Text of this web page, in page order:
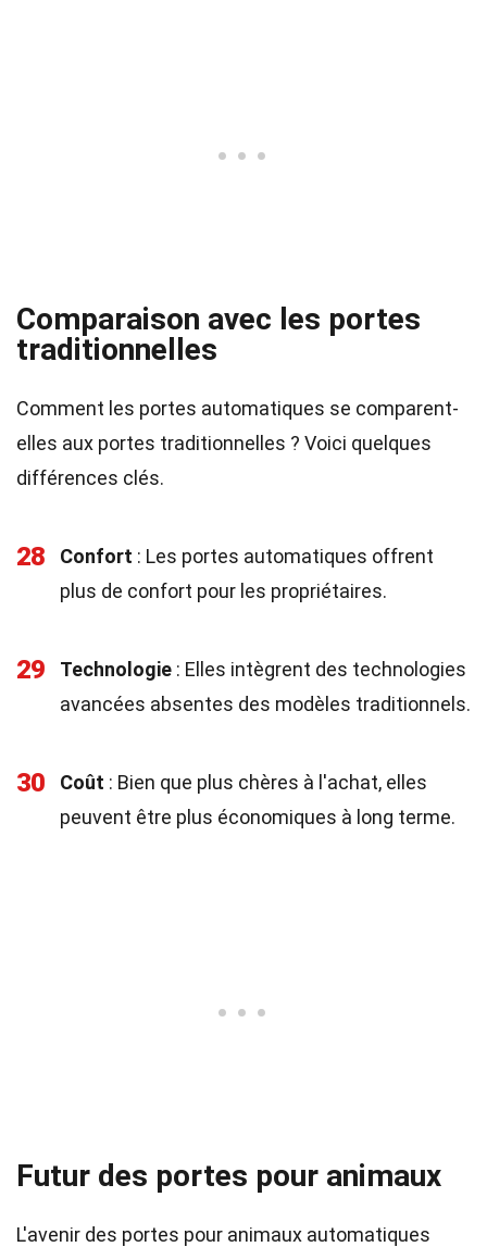
Comparaison avec les portes
traditionnelles
Comment les portes automatiques se comparent-
elles aux portes traditionnelles ? Voici quelques
différences clés.
28 Confort : Les portes automatiques offrent
plus de confort pour les propriétaires.
29 Technologie : Elles intègrent des technologies
avancées absentes des modèles traditionnels.
30 Coût : Bien que plus chères à l'achat, elles
peuvent être plus économiques à long terme.
Futur des portes pour animaux
L'avenir des portes pour animaux automatiques